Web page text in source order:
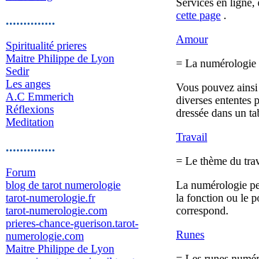
..............
Spiritualité prieres
Maitre Philippe de Lyon
Sedir
Les anges
A.C Emmerich
Réflexions
Meditation
..............
Forum
blog de tarot numerologie
tarot-numerologie.fr
tarot-numerologie.com
prieres-chance-guerison.tarot-
numerologie.com
Maitre Philippe de Lyon
Services en ligne,
cette page .
Amour
= La numérologie
Vous pouvez
diverses ententes
dressée dans un
Travail
= Le thème du
La numérologie
la fonction ou le
correspond.
Runes